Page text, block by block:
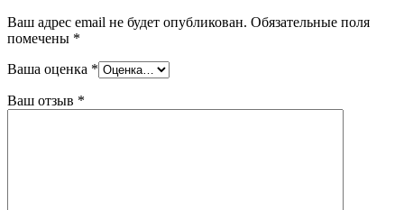
Ваш адрес email не будет опубликован. Обязательные поля
помечены *
Ваша оценка *
Ваш отзыв *